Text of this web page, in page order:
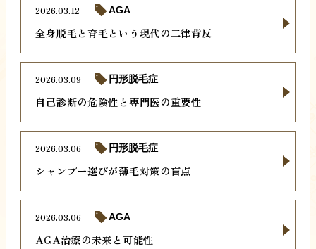
全身脱毛と育毛という現代の二律背反
2026.03.12 AGA
自己診断の危険性と専門医の重要性
2026.03.09 円形脱毛症
シャンプー選びが薄毛対策の盲点
2026.03.06 円形脱毛症
AGA治療の未来と可能性
2026.03.06 AGA